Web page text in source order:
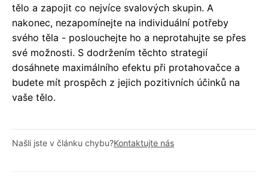
tělo a zapojit co nejvíce svalových skupin. A
nakonec, nezapomínejte na individuální potřeby
svého těla - poslouchejte ho a neprotahujte se přes
své možnosti. S dodržením těchto strategií
dosáhnete maximálního efektu při protahovačce a
budete mít prospěch z jejich pozitivních účinků na
vaše tělo.
Našli jste v článku chybu?Kontaktujte nás